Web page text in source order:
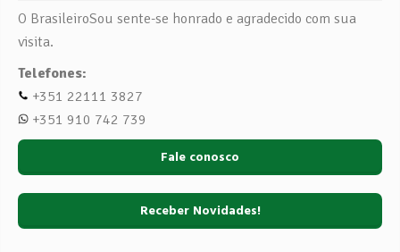
O BrasileiroSou sente-se honrado e agradecido com sua
visita.
Telefones:
+351 22111 3827
+351 910 742 739
Fale conosco
Receber Novidades!